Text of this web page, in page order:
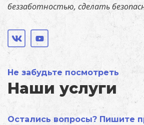
беззаботностью, сделать
Не забудьте посмотреть
Наши услуги
Остались вопросы? Пишите